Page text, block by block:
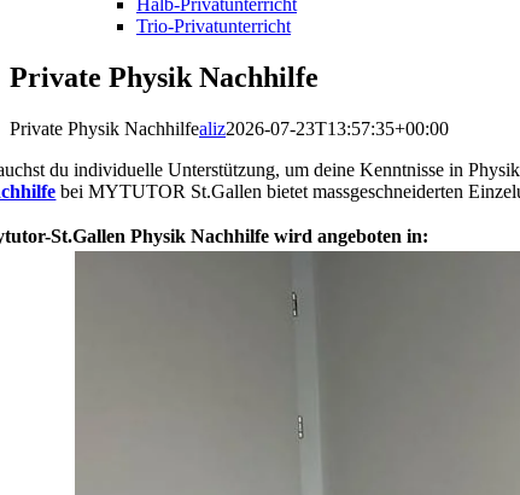
Halb-Privatunterricht
Trio-Privatunterricht
Private Physik Nachhilfe
Private Physik Nachhilfealiz2026-07-23T13:57:35+00:00
du individuelle Unterstützung, um deine Kenntnisse in
bei MYTUTOR St.Gallen bietet massgeschneiderten
St.Gallen Physik Nachhilfe wird angeboten in: